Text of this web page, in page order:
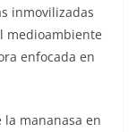
inmovilizadas
medioambiente
enfocada en
mananasa en